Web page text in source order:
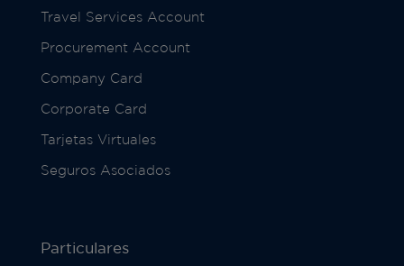
Travel Services Account
Procurement Account
Company Card
Corporate Card
Tarjetas Virtuales
Seguros Asociados
Particulares